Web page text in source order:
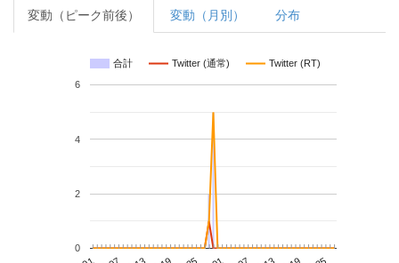
変動（ピーク前後） 変動（月別） 分布
合計 Twitter (通常) Twitter (RT)
0
2
4
6